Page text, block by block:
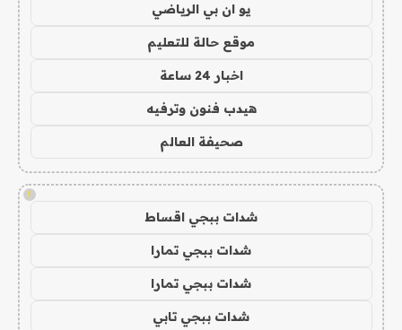
يو ان بي الرياضي
موقع حالة للتعليم
اخبار 24 ساعة
هيدب فنون وترفيه
صحيفة العالم
!
شدات ببجي اقساط
شدات ببجي تمارا
شدات ببجي تمارا
شدات ببجي تابي